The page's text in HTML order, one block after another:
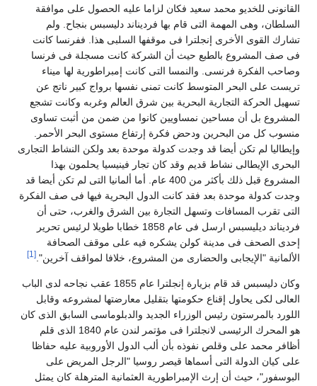
للخديو محمد سعيد فكان لزاما عليه الحصول على موافقة
وهى المهمة التى قام بها فرديناند دليسبس بنجاح. ولم
القوى الأخرى إنجلترا فى موقفها السلبى هذا. ففرنسا كانت
صف المشروع بالطبع حيث أن الشركة كانت مسجلة فى فرنسا
الفكرة فرنسى. والنمسا التى كانت إمبراطورية لها ميناء
على البحر المتوسط كانت تمنى نفسها برواج كبير ناتج عن
الحركة التجارية البحرية بين شرق العالم وغربه وكانت تشجع
بل أن مساحين نمساويين كانوا من ضمن من أثبت تساوى
كل من البحرين ودحض فكرة إرتفاع مستوى البحر الأحمر.
لم تكن أيضا قد وجدت كدولة موحدة بعد ولكن النشاط التجارى
الإيطالى نشاط قديم وقد كان تجار فينيسيا يحلمون بهذا
المشروع قبل ذلك بأكثر من 400 عام. أما ألمانيا التى لم تكن أيضا قد
كدولة موحدة بعد فقد كانت الدول البحرية فيها فى صف الفكرة
تقرب المسافات وتسهل التجارة بين الشرق والغرب، حتى أن
فرديناند ديليسبس ارسل فى عام 1858 خطابا طويلا لرئيس تحرير
الصحف فى مدينة كولن يشكره فيه على موقف الصحافة
"الإيجابى والحضارى من المشروع، خلافا لمواقف آخرين".
وكان دليسبس قد قام بزيارة إنجلترا عام 1855 عقب نجاحه لدى الباب
لكى يحاول إقناع حكومتها بتقليل معارضتها لمشروعه وقابل
بالمرستون رئيس الوزراء الجديد والدبلوماسى السابق الذى كان
هو المحرك الرئيسى لانجلترا فى مؤتمر لندن عام 1840 الذى قلم
محمد على وقلص نفوذه بأن ألب الدول الأوروبية عليه حفاظا
كيان الدولة التى أسماها قيصر روسيا "الرجل المريض على
حيث أن إرث الإمبراطورية العثمانية المترهلة كان يمثل